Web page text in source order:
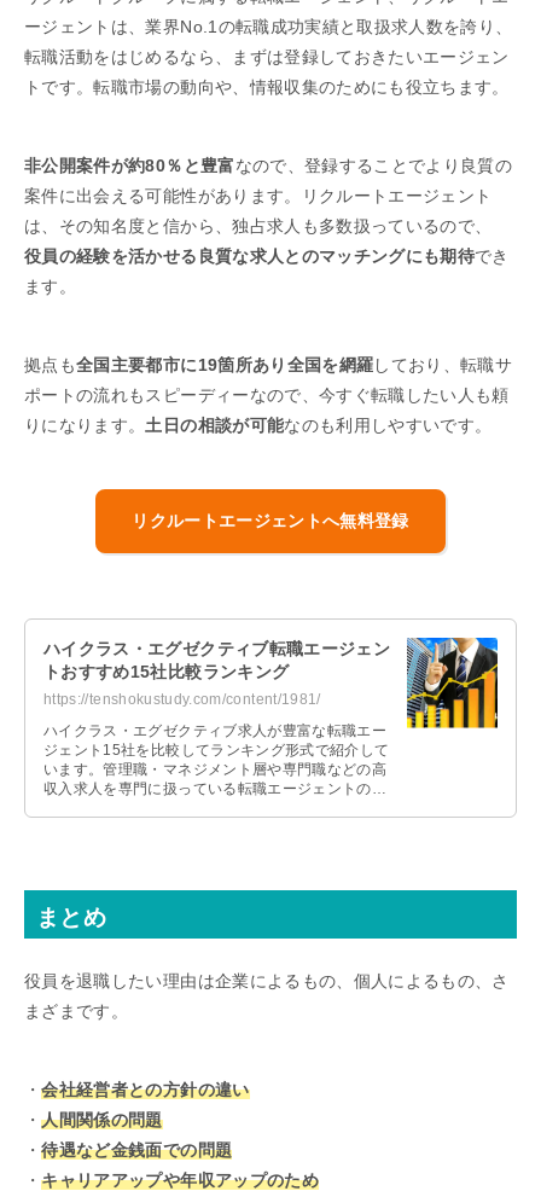
ージェントは、業界No.1の転職成功実績と取扱求人数を誇り、
転職活動をはじめるなら、まずは登録しておきたいエージェン
トです。転職市場の動向や、情報収集のためにも役立ちます。
非公開案件が約80％と豊富なので、登録することでより良質の
案件に出会える可能性があります。リクルートエージェント
は、その知名度と信から、独占求人も多数扱っているので、
役員の経験を活かせる良質な求人とのマッチングにも期待でき
ます。
拠点も全国主要都市に19箇所あり全国を網羅しており、転職サ
ポートの流れもスピーディーなので、今すぐ転職したい人も頼
りになります。 土日の相談が可能なのも利用しやすいです。
リクルートエージェントへ無料登録
ハイクラス・エグゼクティブ転職エージェン
トおすすめ15社比較ランキング
https://tenshokustudy.com/content/1981/
ハイクラス・エグゼクティブ求人が豊富な転職エー
ジェント15社を比較してランキング形式で紹介して
います。管理職・マネジメント層や専門職などの高
収入求人を専門に扱っている転職エージェントの選
まとめ
役員を退職したい理由は企業によるもの、個人によるもの、さ
まざまです。
・会社経営者との方針の違い
・人間関係の問題
・待遇など金銭面での問題
・キャリアアップや年収アップのため